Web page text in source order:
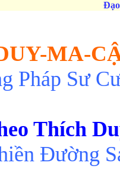
MA-
Pháp Sư
Thích
Ðường